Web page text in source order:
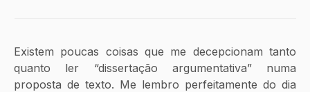
Existem poucas coisas que me decepcionam tanto
quanto ler “dissertação argumentativa” numa
proposta de texto. Me lembro perfeitamente do dia